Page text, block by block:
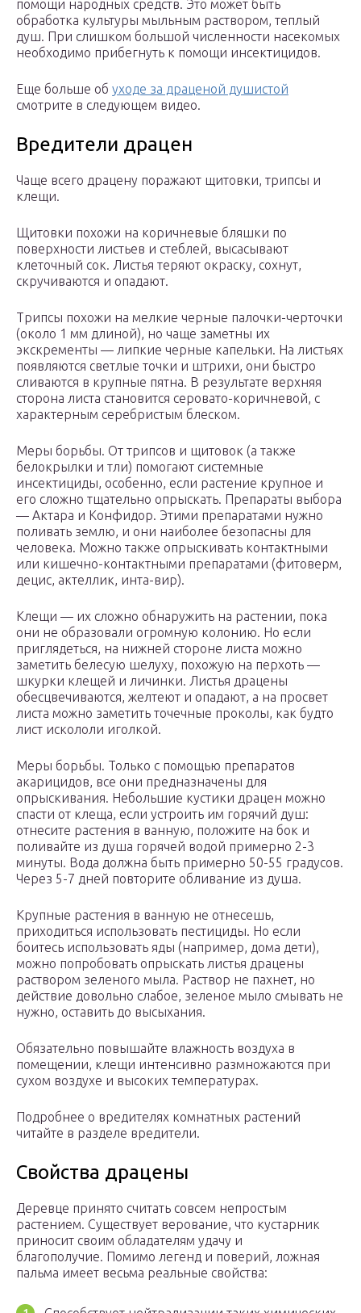
помощи народных средств. Это может быть
обработка культуры мыльным раствором, теплый
душ. При слишком большой численности насекомых
необходимо прибегнуть к помощи инсектицидов.
Еще больше об уходе за драценой душистой
смотрите в следующем видео.
Вредители драцен
Чаще всего драцену поражают щитовки, трипсы и
клещи.
Щитовки похожи на коричневые бляшки по
поверхности листьев и стеблей, высасывают
клеточный сок. Листья теряют окраску, сохнут,
скручиваются и опадают.
Трипсы похожи на мелкие черные палочки-черточки
(около 1 мм длиной), но чаще заметны их
экскременты — липкие черные капельки. На листьях
появляются светлые точки и штрихи, они быстро
сливаются в крупные пятна. В результате верхняя
сторона листа становится серовато-коричневой, с
характерным серебристым блеском.
Меры борьбы. От трипсов и щитовок (а также
белокрылки и тли) помогают системные
инсектициды, особенно, если растение крупное и
его сложно тщательно опрыскать. Препараты выбора
— Актара и Конфидор. Этими препаратами нужно
поливать землю, и они наиболее безопасны для
человека. Можно также опрыскивать контактными
или кишечно-контактными препаратами (фитоверм,
децис, актеллик, инта-вир).
Клещи — их сложно обнаружить на растении, пока
они не образовали огромную колонию. Но если
приглядеться, на нижней стороне листа можно
заметить белесую шелуху, похожую на перхоть —
шкурки клещей и личинки. Листья драцены
обесцвечиваются, желтеют и опадают, а на просвет
листа можно заметить точечные проколы, как будто
лист искололи иголкой.
Меры борьбы. Только с помощью препаратов
акарицидов, все они предназначены для
опрыскивания. Небольшие кустики драцен можно
спасти от клеща, если устроить им горячий душ:
отнесите растения в ванную, положите на бок и
поливайте из душа горячей водой примерно 2-3
минуты. Вода должна быть примерно 50-55 градусов.
Через 5-7 дней повторите обливание из душа.
Крупные растения в ванную не отнесешь,
приходиться использовать пестициды. Но если
боитесь использовать яды (например, дома дети),
можно попробовать опрыскать листья драцены
раствором зеленого мыла. Раствор не пахнет, но
действие довольно слабое, зеленое мыло смывать не
нужно, оставить до высыхания.
Обязательно повышайте влажность воздуха в
помещении, клещи интенсивно размножаются при
сухом воздухе и высоких температурах.
Подробнее о вредителях комнатных растений
читайте в разделе вредители.
Свойства драцены
Деревце принято считать совсем непростым
растением. Существует верование, что кустарник
приносит своим обладателям удачу и
благополучие. Помимо легенд и поверий, ложная
пальма имеет весьма реальные свойства: